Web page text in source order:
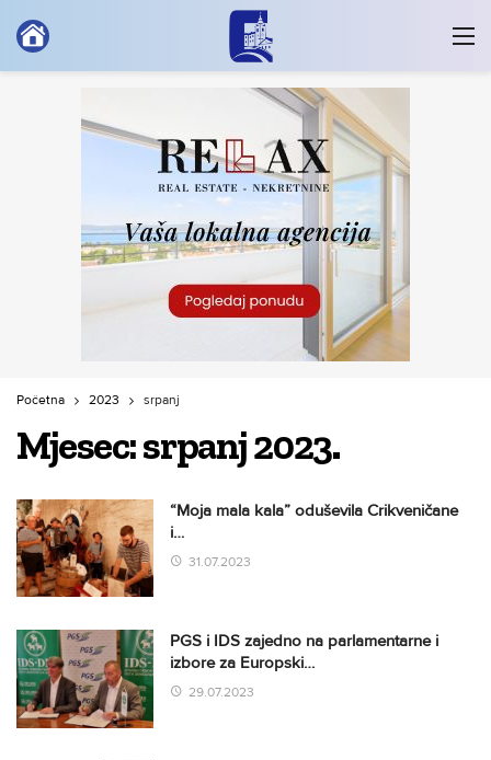
Početna 2023 srpanj
Mjesec:srpanj 2023.
“Moja mala kala” oduševila Crikveničane
i…
31.07.2023
PGS i IDS zajedno na parlamentarne i
izbore za Europski…
29.07.2023